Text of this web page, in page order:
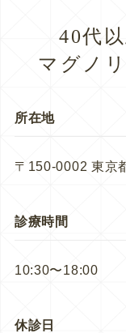
40代
マグノ
所在地
〒150-0002 東京
診療時間
10:30〜18:00
休診日